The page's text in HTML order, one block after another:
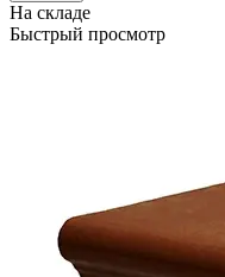
На складе
Быстрый просмотр